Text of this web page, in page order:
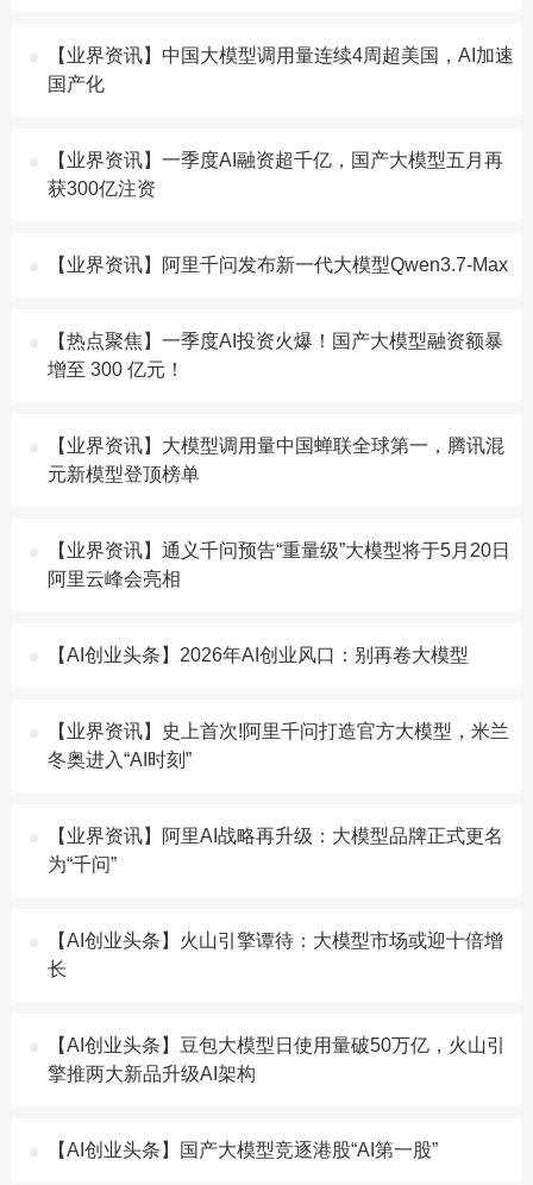
【业界资讯】中国大模型调用量连续4周超美国，AI加速
国产化
【业界资讯】一季度AI融资超千亿，国产大模型五月再
获300亿注资
【业界资讯】阿里千问发布新一代大模型Qwen3.7-Max
【热点聚焦】​一季度AI投资火爆！国产大模型融资额暴
增至 300 亿元！
【业界资讯】大模型调用量中国蝉联全球第一，腾讯混
元新模型登顶榜单
【业界资讯】通义千问预告“重量级”大模型将于5月20日
阿里云峰会亮相
【AI创业头条】2026年AI创业风口：别再卷大模型
【业界资讯】史上首次!阿里千问打造官方大模型，米兰
冬奥进入“AI时刻”
【业界资讯】阿里AI战略再升级：大模型品牌正式更名
为“千问”
【AI创业头条】火山引擎谭待：大模型市场或迎十倍增
长
【AI创业头条】豆包大模型日使用量破50万亿，火山引
擎推两大新品升级AI架构
【AI创业头条】国产大模型竞逐港股“AI第一股”